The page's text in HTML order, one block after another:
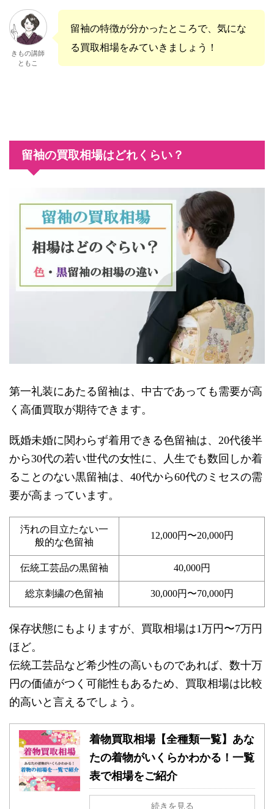
きもの講師
ともこ
留袖の特徴が分かったところで、気にな
る買取相場をみていきましょう！
留袖の買取相場はどれくらい？
第一礼装にあたる留袖は、中古であっても需要が高
く高価買取が期待できます。
既婚未婚に関わらず着用できる色留袖は、20代後半
から30代の若い世代の女性に、人生でも数回しか着
ることのない黒留袖は、40代から60代のミセスの需
要が高まっています。
汚れの目立たない一
般的な色留袖
12,000円〜20,000円
伝統工芸品の黒留袖 40,000円
総京刺繍の色留袖 30,000円〜70,000円
保存状態にもよりますが、買取相場は1万円〜7万円
ほど。
伝統工芸品など希少性の高いものであれば、数十万
円の価値がつく可能性もあるため、買取相場は比較
的高いと言えるでしょう。
着物買取相場【全種類一覧】あな
たの着物がいくらかわかる！一覧
表で相場をご紹介
続きを見る